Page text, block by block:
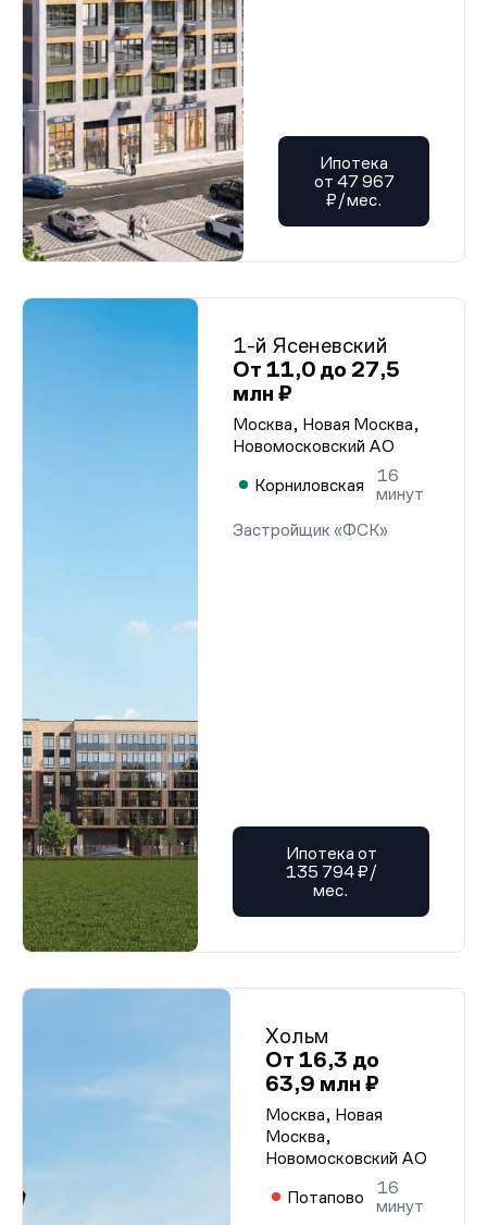
Ипотека
от 47 967
₽/мес.
1-й Ясеневский
От 11,0 до 27,5
млн ₽
Москва, Новая Москва,
Новомосковский АО
Корниловская
16
минут
Застройщик «ФСК»
Ипотека от
135 794 ₽/
мес.
Хольм
От 16,3 до
63,9 млн ₽
Москва, Новая
Москва,
Новомосковский АО
Потапово
16
минут